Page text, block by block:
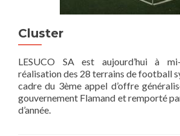
Cluster
LESUCO SA est aujourd’hui à
réalisation des 28 terrains de football
cadre du 3ème appel d’offre
gouvernement Flamand et remporté
d’année.